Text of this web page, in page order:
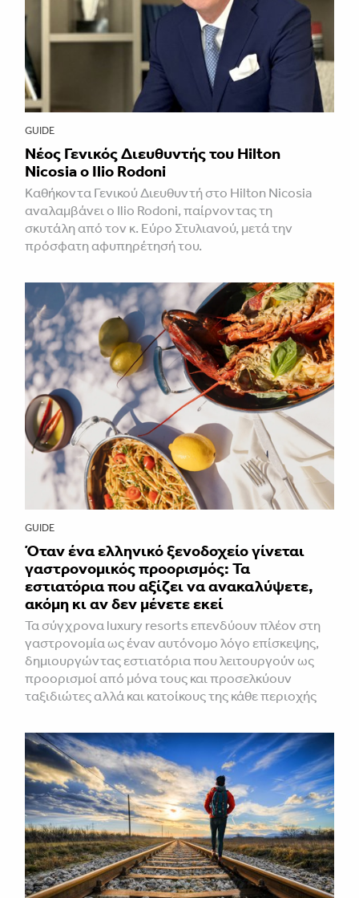
GUIDE
Νέος Γενικός Διευθυντής του Hilton
Nicosia ο Ilio Rodoni
Καθήκοντα Γενικού Διευθυντή στο Hilton Nicosia
αναλαμβάνει ο Ilio Rodoni, παίρνοντας τη
σκυτάλη από τον κ. Εύρο Στυλιανού, μετά την
πρόσφατη αφυπηρέτησή του.
GUIDE
Όταν ένα ελληνικό ξενοδοχείο γίνεται
γαστρονομικός προορισμός: Τα
εστιατόρια που αξίζει να ανακαλύψετε,
ακόμη κι αν δεν μένετε εκεί
Τα σύγχρονα luxury resorts επενδύουν πλέον στη
γαστρονομία ως έναν αυτόνομο λόγο επίσκεψης,
δημιουργώντας εστιατόρια που λειτουργούν ως
προορισμοί από μόνα τους και προσελκύουν
ταξιδιώτες αλλά και κατοίκους της κάθε περιοχής